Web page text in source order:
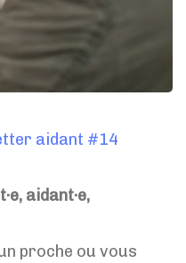
aidant #14
aidant·e,
proche ou vous